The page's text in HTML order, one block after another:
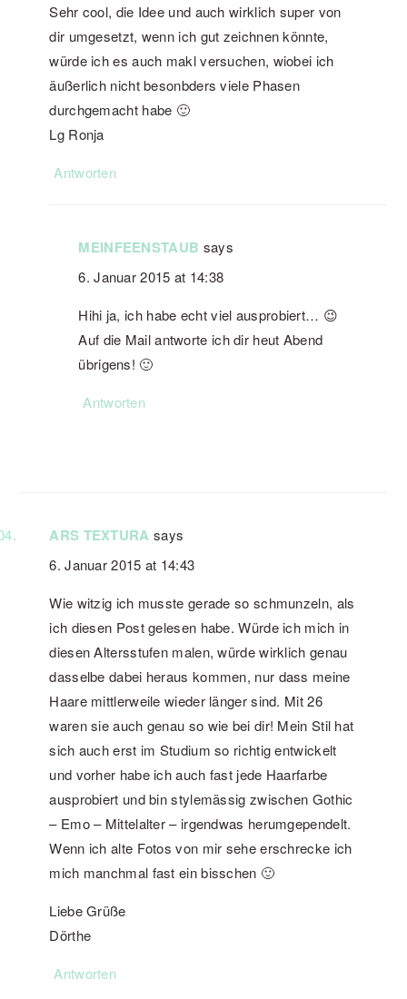
Sehr cool, die Idee und auch wirklich super von
dir umgesetzt, wenn ich gut zeichnen könnte,
würde ich es auch makl versuchen, wiobei ich
äußerlich nicht besonbders viele Phasen
durchgemacht habe 🙂
Lg Ronja
Antworten
MEINFEENSTAUB says
6. Januar 2015 at 14:38
Hihi ja, ich habe echt viel ausprobiert… 😉
Auf die Mail antworte ich dir heut Abend
übrigens! 🙂
Antworten
ARS TEXTURA says
6. Januar 2015 at 14:43
Wie witzig ich musste gerade so schmunzeln, als
ich diesen Post gelesen habe. Würde ich mich in
diesen Altersstufen malen, würde wirklich genau
dasselbe dabei heraus kommen, nur dass meine
Haare mittlerweile wieder länger sind. Mit 26
waren sie auch genau so wie bei dir! Mein Stil hat
sich auch erst im Studium so richtig entwickelt
und vorher habe ich auch fast jede Haarfarbe
ausprobiert und bin stylemässig zwischen Gothic
– Emo – Mittelalter – irgendwas herumgependelt.
Wenn ich alte Fotos von mir sehe erschrecke ich
mich manchmal fast ein bisschen 🙂
Liebe Grüße
Dörthe
Antworten